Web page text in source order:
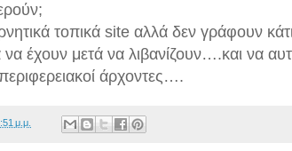
τοπικά site αλλά δεν γράφουν
έχουν μετά να λιβανίζουν….και να
άρχοντες….
μ.μ.